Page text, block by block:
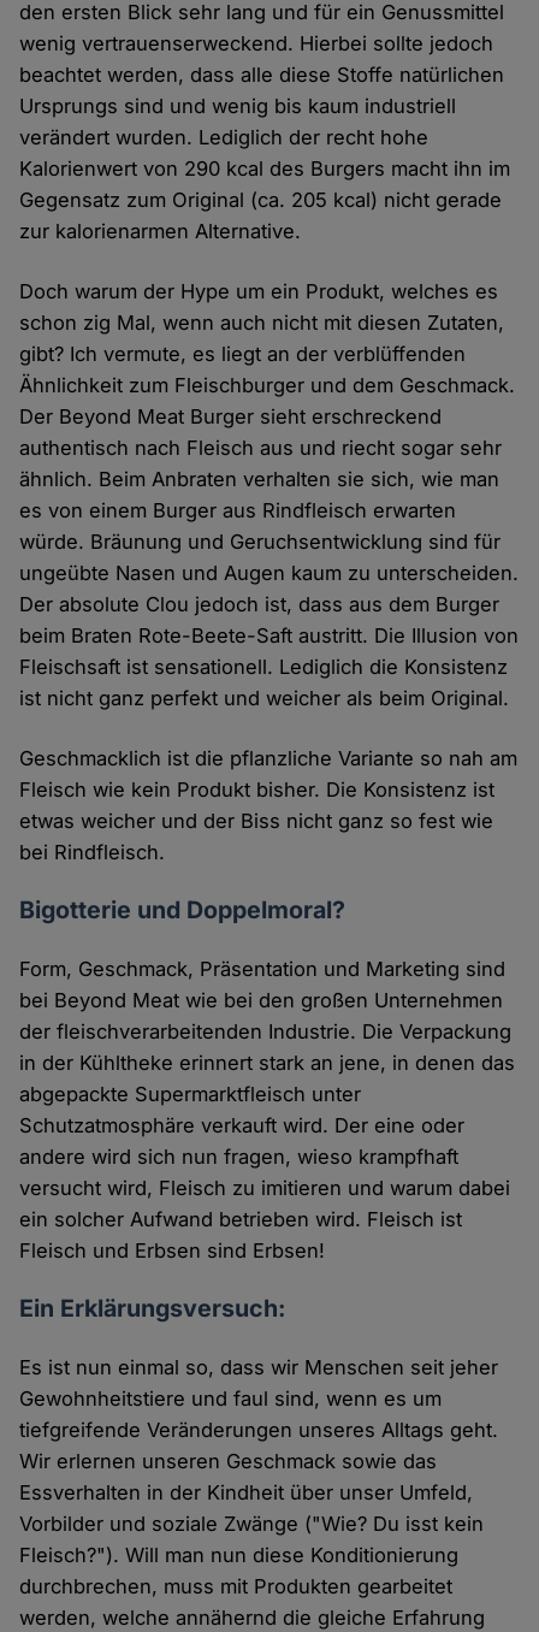
den ersten Blick sehr lang und für ein Genussmittel
wenig vertrauenserweckend. Hierbei sollte jedoch
beachtet werden, dass alle diese Stoffe natürlichen
Ursprungs sind und wenig bis kaum industriell
verändert wurden. Lediglich der recht hohe
Kalorienwert von 290 kcal des Burgers macht ihn im
Gegensatz zum Original (ca. 205 kcal) nicht gerade
zur kalorienarmen Alternative.
Doch warum der Hype um ein Produkt, welches es
schon zig Mal, wenn auch nicht mit diesen Zutaten,
gibt? Ich vermute, es liegt an der verblüffenden
Ähnlichkeit zum Fleischburger und dem Geschmack.
Der Beyond Meat Burger sieht erschreckend
authentisch nach Fleisch aus und riecht sogar sehr
ähnlich. Beim Anbraten verhalten sie sich, wie man
es von einem Burger aus Rindfleisch erwarten
würde. Bräunung und Geruchsentwicklung sind für
ungeübte Nasen und Augen kaum zu unterscheiden.
Der absolute Clou jedoch ist, dass aus dem Burger
beim Braten Rote-Beete-Saft austritt. Die Illusion von
Fleischsaft ist sensationell. Lediglich die Konsistenz
ist nicht ganz perfekt und weicher als beim Original.
Geschmacklich ist die pflanzliche Variante so nah am
Fleisch wie kein Produkt bisher. Die Konsistenz ist
etwas weicher und der Biss nicht ganz so fest wie
bei Rindfleisch.
Bigotterie und Doppelmoral?
Form, Geschmack, Präsentation und Marketing sind
bei Beyond Meat wie bei den großen Unternehmen
der fleischverarbeitenden Industrie. Die Verpackung
in der Kühltheke erinnert stark an jene, in denen das
abgepackte Supermarktfleisch unter
Schutzatmosphäre verkauft wird. Der eine oder
andere wird sich nun fragen, wieso krampfhaft
versucht wird, Fleisch zu imitieren und warum dabei
ein solcher Aufwand betrieben wird. Fleisch ist
Fleisch und Erbsen sind Erbsen!
Ein Erklärungsversuch:
Es ist nun einmal so, dass wir Menschen seit jeher
Gewohnheitstiere und faul sind, wenn es um
tiefgreifende Veränderungen unseres Alltags geht.
Wir erlernen unseren Geschmack sowie das
Essverhalten in der Kindheit über unser Umfeld,
Vorbilder und soziale Zwänge ("Wie? Du isst kein
Fleisch?"). Will man nun diese Konditionierung
durchbrechen, muss mit Produkten gearbeitet
werden, welche annähernd die gleiche Erfahrung